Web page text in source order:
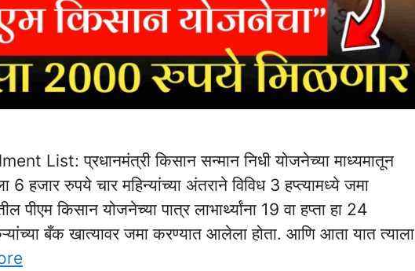
List: प्रधानमंत्री किसान सन्मान निधी योजनेच्या माध्यमातून
6 हजार रुपये चार महिन्यांच्या अंतराने विविध 3 हप्त्यामध्ये जमा
किसान योजनेच्या पात्र लाभार्थ्यांना 19 वा हप्ता हा 24
बँक खात्यावर जमा करण्यात आलेला होता. आणि आता यात त्याला